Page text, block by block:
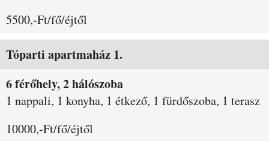
5500,-Ft/fő/éjtől
Tóparti apartmaház 1.
6 férőhely, 2 hálószoba
1 nappali, 1 konyha, 1 étkező, 1 fürdőszoba, 1 terasz
10000,-Ft/fő/éjtől